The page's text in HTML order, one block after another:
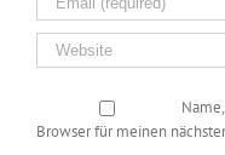
Browser für meinen